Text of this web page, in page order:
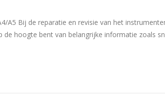
A5 Bij de reparatie en revisie van het
hoogte bent van belangrijke informatie zoals